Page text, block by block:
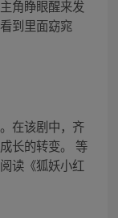
角睁眼醒来发
到里面窈窕
在该剧中，齐
长的转变。 等
读《狐妖小红